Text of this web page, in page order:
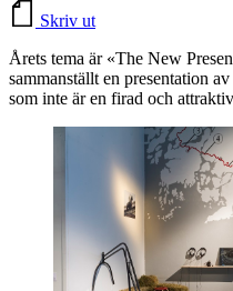
Skriv ut
Årets tema är «The New
sammanställt en presentation
som inte är en firad och